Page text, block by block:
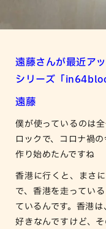
遠藤さんが最近ア
シリーズ「
遠藤
僕が使っているのは
ロックで、コロナ禍
作り始めたんですね
香港に行くと、まさ
で、香港を走ってい
ているんです。香港
好きなんですけど、